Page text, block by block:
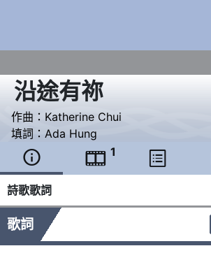
沿途有祢
作曲： Katherine Chui
填詞： Ada Hung
  1 
詩歌歌詞
歌詞